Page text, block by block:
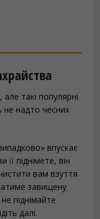
такі популярні
не надто чесних
впускає
піднімете, він
вам взуття
завищену
піднімайте
далі.